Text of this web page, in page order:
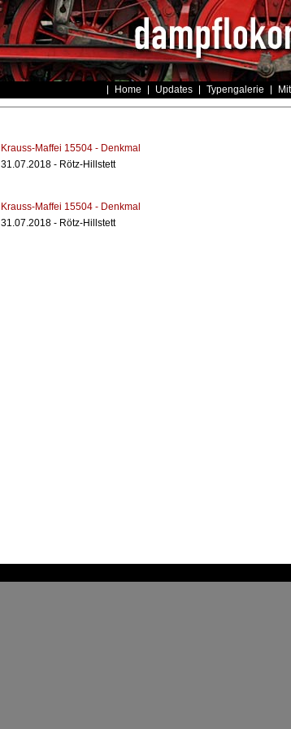
Home Updates Typengalerie
Krauss-Maffei 15504 - Denkmal
31.07.2018 - Rötz-Hillstett
Krauss-Maffei 15504 - Denkmal
31.07.2018 - Rötz-Hillstett